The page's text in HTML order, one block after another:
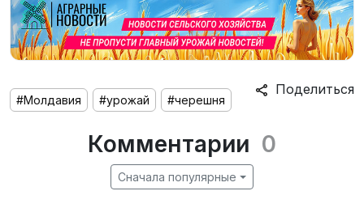
Поделиться
#Молдавия #урожай #черешня
Комментарии 0
Сначала популярные